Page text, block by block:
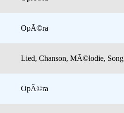
OpÃ©ra
Lied, Chanson, MÃ©lodie, Song
OpÃ©ra